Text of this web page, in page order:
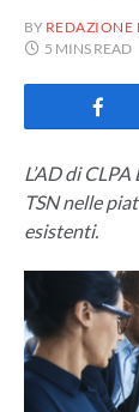
BY REDAZIONE
5 MINS READ
L’AD di
TSN nelle
esistenti.